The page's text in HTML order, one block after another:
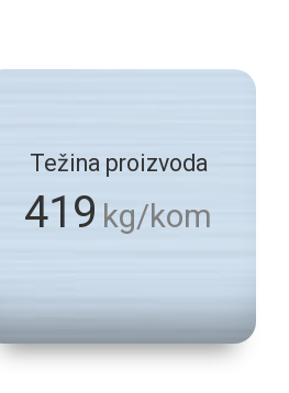
Težina proizvoda
419 kg/kom